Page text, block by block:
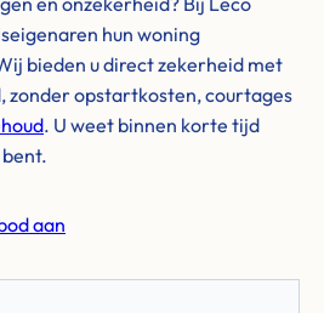
hun woning
bieden u direct zekerheid met
zonder opstartkosten, courtages
. U weet binnen korte tijd
aan